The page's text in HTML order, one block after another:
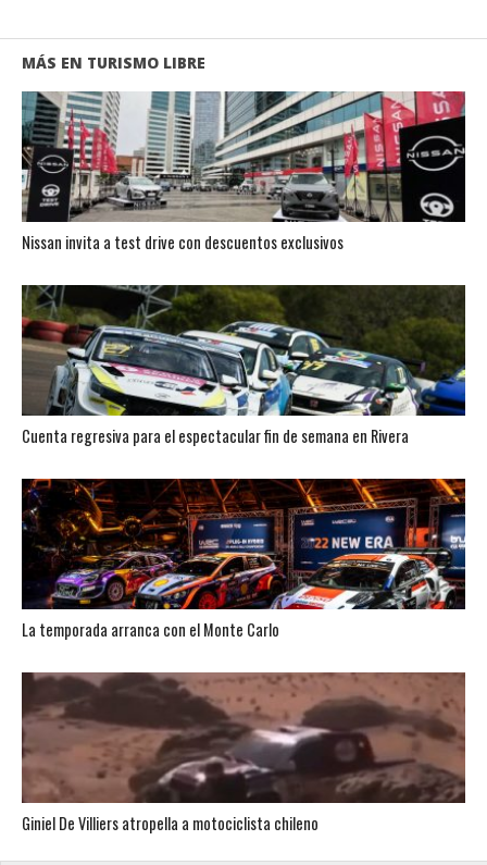
MÁS EN TURISMO LIBRE
Nissan invita a test drive con descuentos exclusivos
Cuenta regresiva para el espectacular fin de semana en Rivera
La temporada arranca con el Monte Carlo
Giniel De Villiers atropella a motociclista chileno